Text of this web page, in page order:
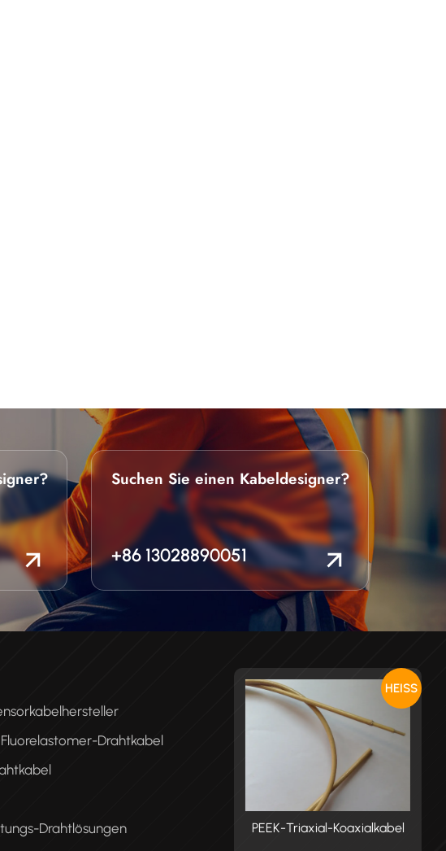
Suchen Sie einen Kabeldesigner?
+86 13028890051
Drahtkabel
Drahtlösungen
HEISS
PEEK-Triaxial-Koaxialkabel PEEK-Triaxial-Koaxialkabel